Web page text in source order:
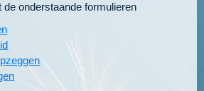
de onderstaande formulieren